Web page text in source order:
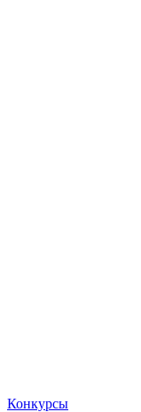
Конкурсы